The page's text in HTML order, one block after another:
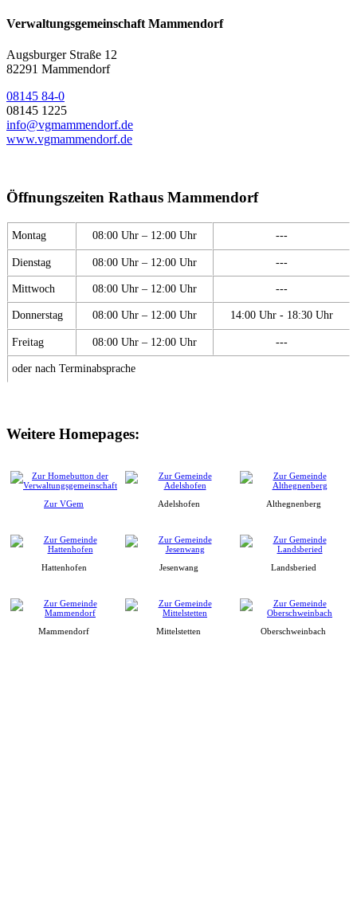
Verwaltungsgemeinschaft Mammendorf
Augsburger Straße 12
82291 Mammendorf
08145 84-0
08145 1225
info@vgmammendorf.de
www.vgmammendorf.de
Öffnungszeiten Rathaus Mammendorf
Montag 08:00 Uhr – 12:00 Uhr ---
Dienstag 08:00 Uhr – 12:00 Uhr ---
Mittwoch 08:00 Uhr – 12:00 Uhr ---
Donnerstag 08:00 Uhr – 12:00 Uhr 14:00 Uhr - 18:30 Uhr
Freitag 08:00 Uhr – 12:00 Uhr ---
oder nach Terminabsprache
Weitere Homepages:
Zur VGem Adelshofen Althegnenberg
Hattenhofen Jesenwang Landsberied
Mammendorf Mittelstetten Oberschweinbach